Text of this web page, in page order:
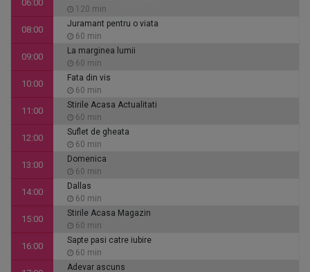
06:00
120 min
08:00
Juramant pentru o viata
60 min
09:00
La marginea lumii
60 min
10:00
Fata din vis
60 min
11:00
Stirile Acasa Actualitati
60 min
12:00
Suflet de gheata
60 min
13:00
Domenica
60 min
14:00
Dallas
60 min
15:00
Stirile Acasa Magazin
60 min
16:00
Sapte pasi catre iubire
60 min
Adevar ascuns